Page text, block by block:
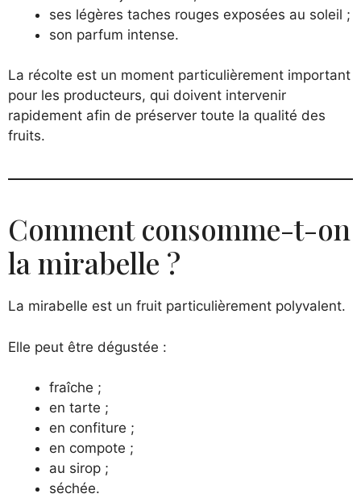
ses légères taches rouges exposées au soleil ;
son parfum intense.
La récolte est un moment particulièrement important
pour les producteurs, qui doivent intervenir
rapidement afin de préserver toute la qualité des
fruits.
Comment consomme-t-on
la mirabelle ?
La mirabelle est un fruit particulièrement polyvalent.
Elle peut être dégustée :
fraîche ;
en tarte ;
en confiture ;
en compote ;
au sirop ;
séchée.